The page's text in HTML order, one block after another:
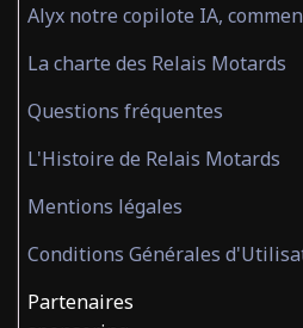
Alyx notre copilote IA,
La charte des Relais Motards
Questions fréquentes
L'Histoire de Relais Motards
Mentions légales
Conditions Générales
Partenaires